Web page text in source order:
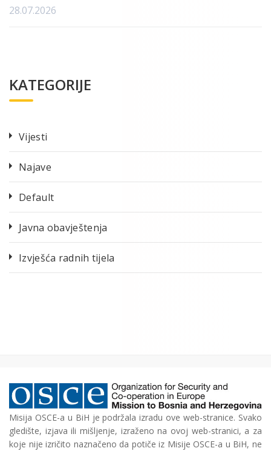
28.07.2026
KATEGORIJE
Vijesti
Najave
Default
Javna obavještenja
Izvješća radnih tijela
Misija OSCE-a u BiH je podržala izradu ove web-stranice. Svako
gledište, izjava ili mišljenje, izraženo na ovoj web-stranici, a za
koje nije izričito naznačeno da potiče iz Misije OSCE-a u BiH, ne